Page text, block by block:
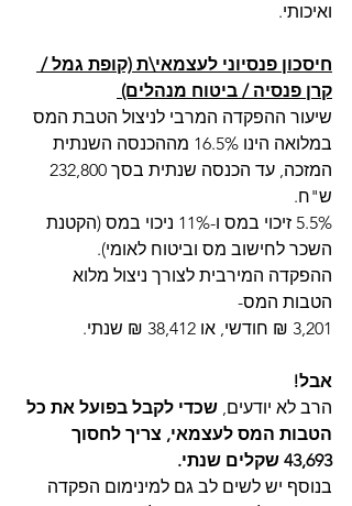
ואיכותי.
חיסכון פנסיוני לעצמאי\ת (קופת גמל /
קרן פנסיה / ביטוח מנהלים)
שיעור ההפקדה המרבי לניצול הטבת המס
במלואה הינו 16.5% מההכנסה השנתית
ש"ח.
5.5% זיכוי במס ו-11% ניכוי במס (הקטנת
השכר לחישוב מס וביטוח לאומי).
ההפקדה המירבית לצורך ניצול מלוא
הטבות המס-
3,201 ₪ חודשי, או 38,412 ₪ שנתי.
אבל!
הרב לא יודעים, שכדי לקבל בפועל את כל
הטבות המס לעצמאי, צריך לחסוך
43,693 שקלים שנתי.
בנוסף יש לשים לב גם למינימום הפקדה